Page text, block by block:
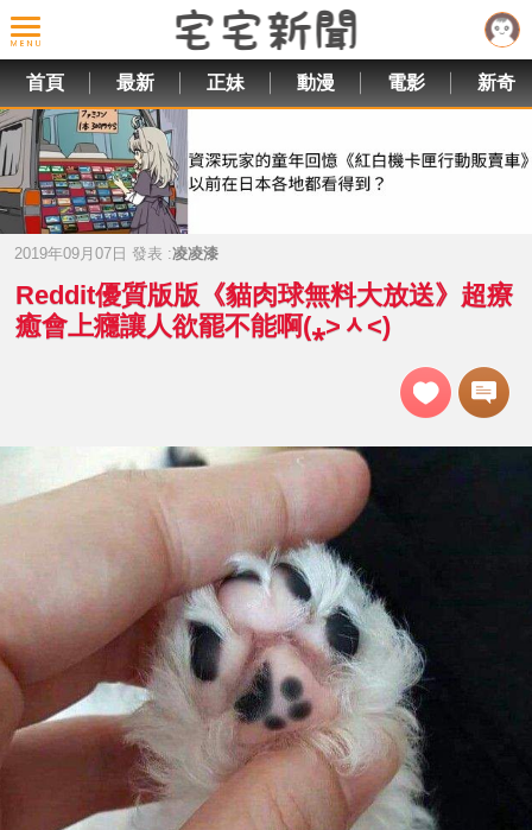
首頁 最新 正妹 動漫 電影 新奇
2019年09月07日 發表 :凌凌漆
Reddit優質版版《貓肉球無料大放送》超療
癒會上癮讓人欲罷不能啊(⁎˃ᆺ˂)